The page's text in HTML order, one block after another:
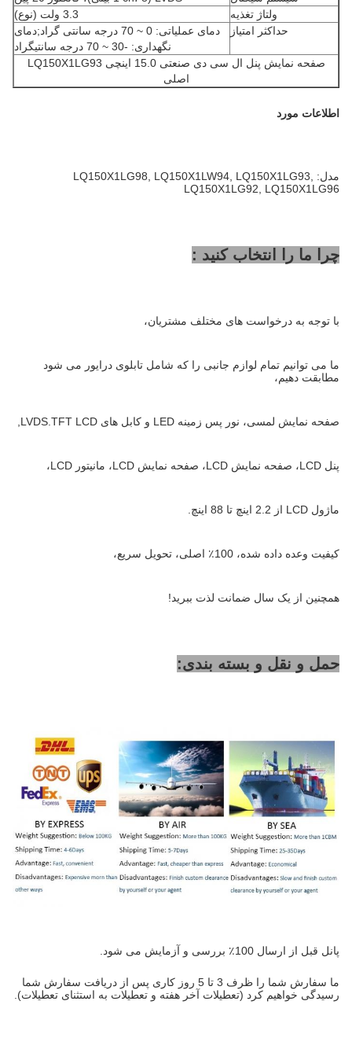
ولتاژ تغذیه
3.3 ولت (نوع)
حداکثر امتیاز
دمای عملیاتی: 0 ~ 70 درجه سانتی گراد;دمای
نگهداری: -30 ~ 70 درجه سانتیگراد
صفحه نمایش پنل ال سی دی صنعتی 15.0 اینچی LQ150X1LG93
اصلی
اطلاعات مورد
مدل: LQ150X1LG98, LQ150X1LW94, LQ150X1LG93,
LQ150X1LG92, LQ150X1LG96
چرا ما را انتخاب کنید :
با توجه به درخواست های مختلف مشتریان،
ما می توانیم تمام لوازم جانبی را که شامل تابلوی درایور می شود
مطابقت دهیم،
صفحه نمایش لمسی، نور پس زمینه LED و کابل های LVDS.TFT LCD,
پنل LCD، صفحه نمایش LCD، صفحه نمایش LCD، مانیتور LCD،
ماژول LCD از 2.2 اینچ تا 88 اینچ.
کیفیت وعده داده شده، 100٪ اصلی، تحویل سریع،
همچنین از یک سال ضمانت لذت ببرید!
حمل و نقل و بسته بندی:
پانل قبل از ارسال 100٪ بررسی و آزمایش می شود.
ما سفارش شما را ظرف 3 تا 5 روز کاری پس از دریافت سفارش شما
رسیدگی خواهیم کرد (تعطیلات آخر هفته و تعطیلات به استثنای تعطیلات).